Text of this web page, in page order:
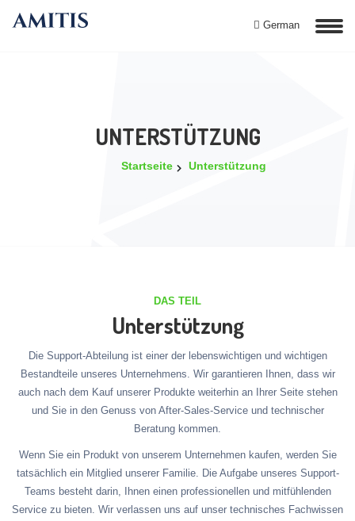
German
UNTERSTÜTZUNG
Startseite Unterstützung
DAS TEIL
Unterstützung
Die Support-Abteilung ist einer der lebenswichtigen und wichtigen
Bestandteile unseres Unternehmens. Wir garantieren Ihnen, dass wir
auch nach dem Kauf unserer Produkte weiterhin an Ihrer Seite stehen
und Sie in den Genuss von After-Sales-Service und technischer
Beratung kommen.
Wenn Sie ein Produkt von unserem Unternehmen kaufen, werden Sie
tatsächlich ein Mitglied unserer Familie. Die Aufgabe unseres Support-
Teams besteht darin, Ihnen einen professionellen und mitfühlenden
Service zu bieten. Wir verlassen uns auf unser technisches Fachwissen